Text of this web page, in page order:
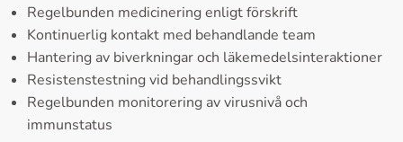
Regelbunden medicinering enligt förskrift
Kontinuerlig kontakt med behandlande team
Hantering av biverkningar och läkemedelsinteraktioner
Resistenstestning vid behandlingssvikt
Regelbunden monitorering av virusnivå och
immunstatus